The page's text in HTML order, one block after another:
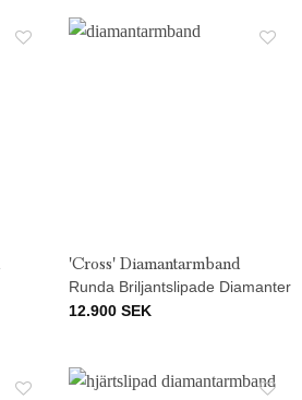
'Cross' Diamantarmband
Runda Briljantslipade Diamanter
12.900 SEK